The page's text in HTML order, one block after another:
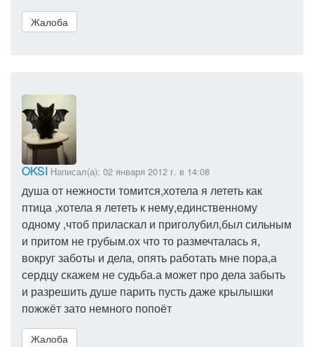
Жалоба
OKSI Написал(а): 02 января 2012 г. в 14:08
душа от нежности томится,хотела я лететь как
птица ,хотела я лететь к нему,единственному
одному ,чтоб приласкал и приголубил,был сильным
и притом не грубым.ох что то размечталась я,
вокруг заботы и дела, опять работать мне пора,а
сердцу скажем не судьба.а может про дела забыть
и разрешить душе парить пусть даже крылышки
пожжёт зато немного попоёт
Жалоба